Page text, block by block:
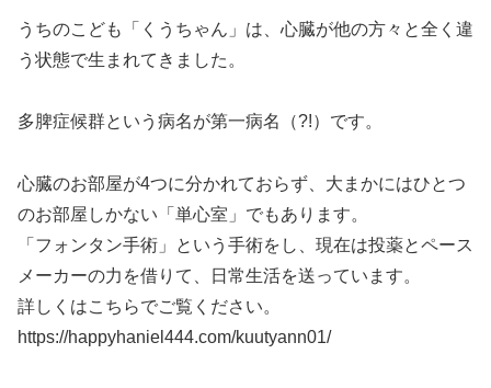
うちのこども「くうちゃん」は、心臓が他の方々と全く違
う状態で生まれてきました。
多脾症候群という病名が第一病名（?!）です。
心臓のお部屋が4つに分かれておらず、大まかにはひとつ
のお部屋しかない「単心室」でもあります。
「フォンタン手術」という手術をし、現在は投薬とペース
メーカーの力を借りて、日常生活を送っています。
詳しくはこちらでご覧ください。
https://happyhaniel444.com/kuutyann01/